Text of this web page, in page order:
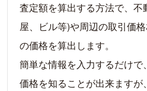
査定額を算出する方法で、不
屋、ビル等)や周辺の取引価
の価格を算出します。
簡単な情報を入力するだけで
価格を知ることが出来ますが、